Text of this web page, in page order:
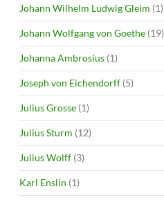
Johann Wilhelm Ludwig Gleim (1)
Johann Wolfgang von Goethe (19)
Johanna Ambrosius (1)
Joseph von Eichendorff (5)
Julius Grosse (1)
Julius Sturm (12)
Julius Wolff (3)
Karl Enslin (1)